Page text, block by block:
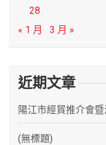
28
« 1 月
3 月 »
近期文章
陽江市經貿推介會
(無標題)